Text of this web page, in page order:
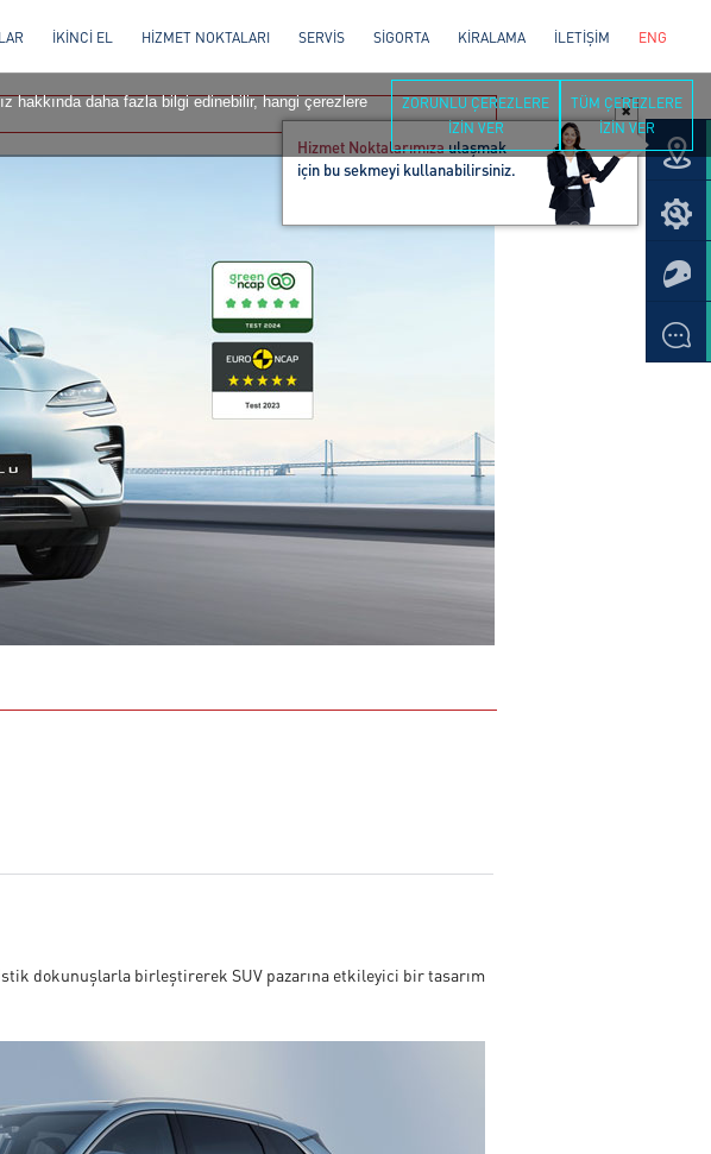
Hizmet Noktalarımızaulaşmak
için bu sekmeyi kullanabilirsiniz.
İKİNCİ EL HİZMET NOKTALARI SERVİS SİGORTA KİRALAMA İLETİŞİM ENG
dokunuşlarla birleştirerek SUV pazarına etkileyici bir tasarım
hakkında daha fazla bilgi edinebilir, hangi çerezlere
ZORUNLU ÇEREZLERE
İZİN VER
TÜM ÇEREZLERE
İZİN VER